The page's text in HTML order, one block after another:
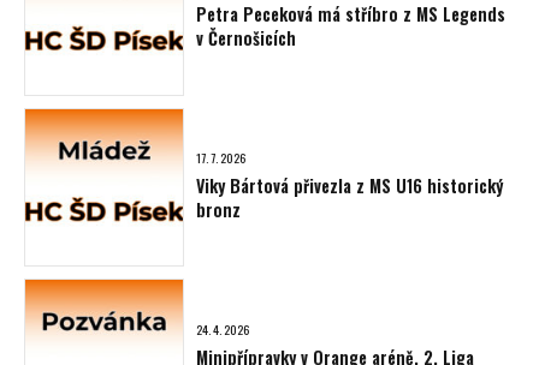
Petra Peceková má stříbro z MS Legends
v Černošicích
17. 7. 2026
Viky Bártová přivezla z MS U16 historický
bronz
24. 4. 2026
Minipřípravky v Orange aréně, 2. Liga